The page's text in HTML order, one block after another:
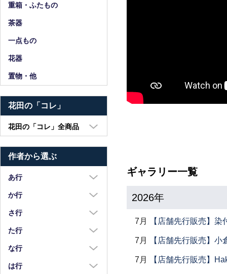
ギャラリー一覧
2026年
7月 【店舗先行販売】染
7月 【店舗先行販売】
7月 【店舗先行販売】
重箱・ふたもの
茶器
一点もの
花器
置物・他
花田の「コレ」
花田の「コレ」全商品
鉢・湯呑・カップ
汁椀・土鍋・折敷
小物・カトラリー
作者から選ぶ
あ行
浅野奈生
苧野直樹
安達和治
か行
蠣崎マコト
葛西国太郎
葛西義信
さ行
坂本達哉
佐川岳彦
佐々木暢子
た行
高島慎一
高木剛
な行
中荒江道子
は行